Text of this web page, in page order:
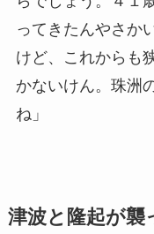
ってきたんやさか
けど、これからも
かないけん。珠洲
ね」
津波と隆起が襲